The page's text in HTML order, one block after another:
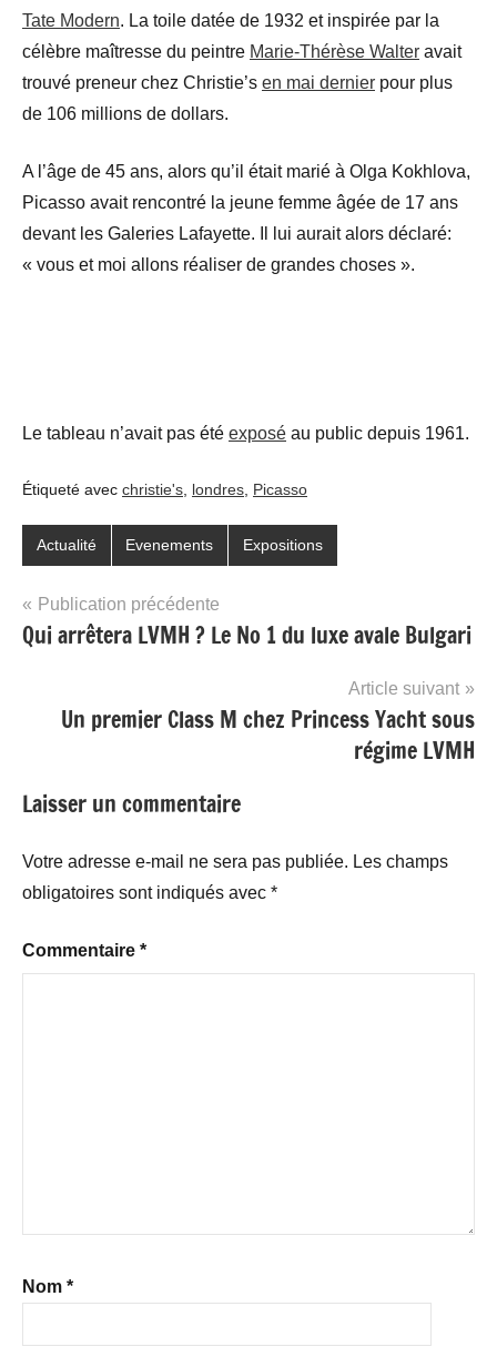
Tate Modern. La toile datée de 1932 et inspirée par la
célèbre maîtresse du peintre Marie-Thérèse Walter avait
trouvé preneur chez Christie’s en mai dernier pour plus
de 106 millions de dollars.
A l’âge de 45 ans, alors qu’il était marié à Olga Kokhlova,
Picasso avait rencontré la jeune femme âgée de 17 ans
devant les Galeries Lafayette. Il lui aurait alors déclaré:
« vous et moi allons réaliser de grandes choses ».
Le tableau n’avait pas été exposé au public depuis 1961.
Étiqueté avec christie's londres Picasso
Actualité Evenements Expositions
Navigation
de
Publication précédente
Qui arrêtera LVMH ? Le No 1 du luxe avale Bulgari
Article suivant
Un premier Class M chez Princess Yacht sous
régime LVMH
Laisser un commentaire
Votre adresse e-mail ne sera pas publiée. Les champs
obligatoires sont indiqués avec *
Commentaire *
Nom *